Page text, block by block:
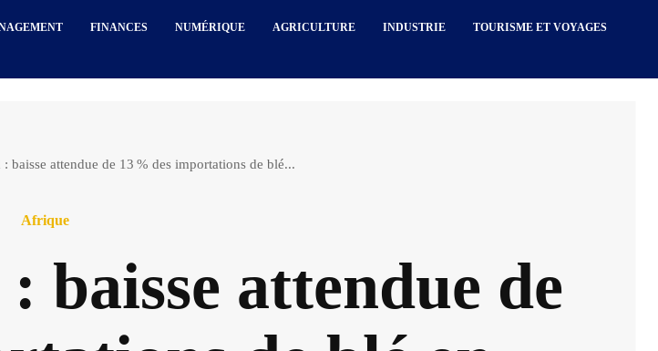
FINANCES NUMÉRIQUE AGRICULTURE INDUSTRIE TOURISME ET VOYAGES
baisse attendue de 13 % des importations de blé...
Afrique
attendue de